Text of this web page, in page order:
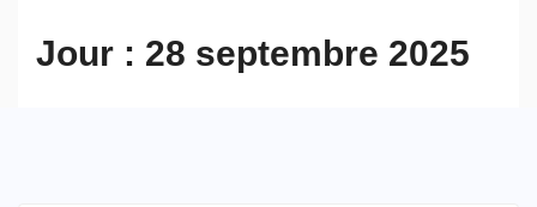
Jour : 28 septembre 2025